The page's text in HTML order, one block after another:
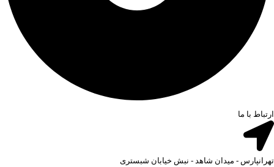
ارتباط با ما
تهرانپارس - میدان شاهد - نبش خیابان شبستری